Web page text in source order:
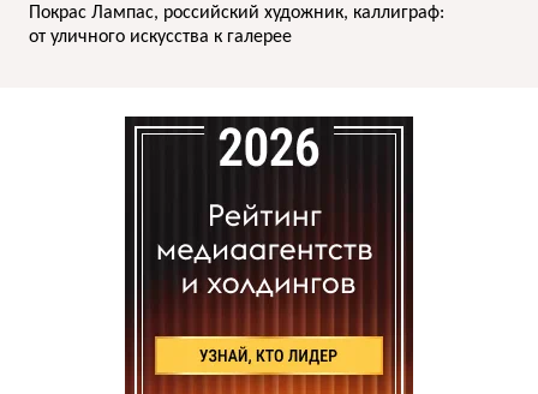
Покрас Лампас, российский художник, каллиграф:
от уличного искусства к галерее